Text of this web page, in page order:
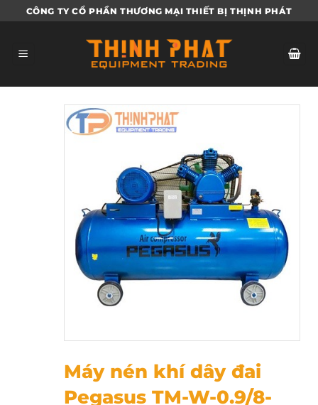
qua
dung
CÔNG TY CỔ PHẦN THƯƠNG MẠI THIẾT BỊ THỊNH PHÁT
Máy nén khí dây đai
Pegasus TM-W-0.9/8-